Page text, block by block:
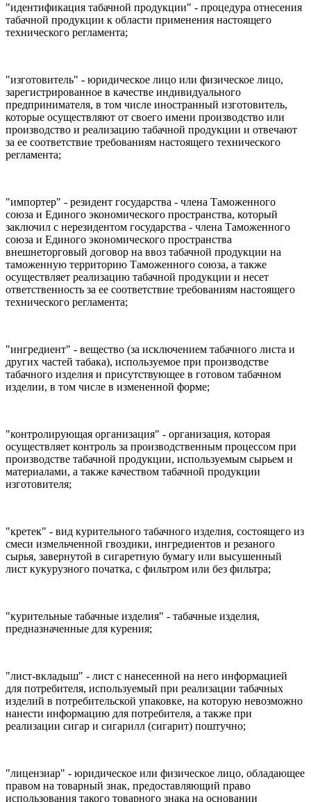
"идентификация табачной продукции" - процедура отнесения
табачной продукции к области применения настоящего
технического регламента;
"изготовитель" - юридическое лицо или физическое лицо,
зарегистрированное в качестве индивидуального
предпринимателя, в том числе иностранный изготовитель,
которые осуществляют от своего имени производство или
производство и реализацию табачной продукции и отвечают
за ее соответствие требованиям настоящего технического
регламента;
"импортер" - резидент государства - члена Таможенного
союза и Единого экономического пространства, который
заключил с нерезидентом государства - члена Таможенного
союза и Единого экономического пространства
внешнеторговый договор на ввоз табачной продукции на
таможенную территорию Таможенного союза, а также
осуществляет реализацию табачной продукции и несет
ответственность за ее соответствие требованиям настоящего
технического регламента;
"ингредиент" - вещество (за исключением табачного листа и
других частей табака), используемое при производстве
табачного изделия и присутствующее в готовом табачном
изделии, в том числе в измененной форме;
"контролирующая организация" - организация, которая
осуществляет контроль за производственным процессом при
производстве табачной продукции, используемым сырьем и
материалами, а также качеством табачной продукции
изготовителя;
"кретек" - вид курительного табачного изделия, состоящего из
смеси измельченной гвоздики, ингредиентов и резаного
сырья, завернутой в сигаретную бумагу или высушенный
лист кукурузного початка, с фильтром или без фильтра;
"курительные табачные изделия" - табачные изделия,
предназначенные для курения;
"лист-вкладыш" - лист с нанесенной на него информацией
для потребителя, используемый при реализации табачных
изделий в потребительской упаковке, на которую невозможно
нанести информацию для потребителя, а также при
реализации сигар и сигарилл (сигарит) поштучно;
"лицензиар" - юридическое или физическое лицо, обладающее
правом на товарный знак, предоставляющий право
использования такого товарного знака на основании